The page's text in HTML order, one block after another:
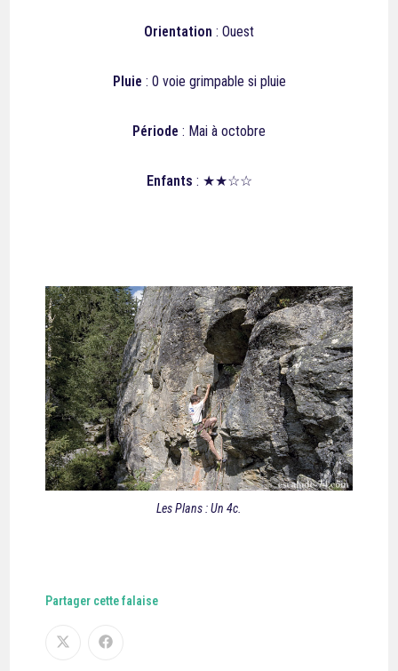
Orientation : Ouest
Pluie : 0 voie grimpable si pluie
Période : Mai à octobre
Enfants : ★★☆☆
Les Plans : Un 4c.
Partager cette falaise